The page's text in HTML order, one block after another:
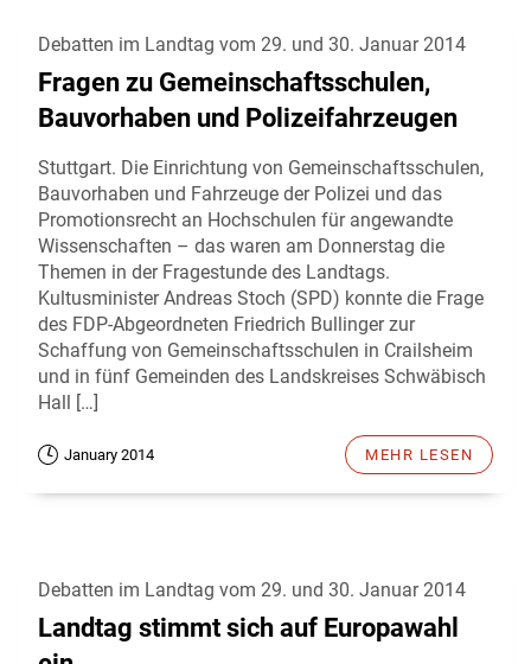
Debatten im Landtag vom 29. und 30. Januar 2014
Fragen zu Gemeinschaftsschulen,
Bauvorhaben und Polizeifahrzeugen
Stuttgart. Die Einrichtung von Gemeinschaftsschulen,
Bauvorhaben und Fahrzeuge der Polizei und das
Promotionsrecht an Hochschulen für angewandte
Wissenschaften – das waren am Donnerstag die
Themen in der Fragestunde des Landtags.
Kultusminister Andreas Stoch (SPD) konnte die Frage
des FDP-Abgeordneten Friedrich Bullinger zur
Schaffung von Gemeinschaftsschulen in Crailsheim
und in fünf Gemeinden des Landskreises Schwäbisch
Hall […]
January 2014 MEHR LESEN
Debatten im Landtag vom 29. und 30. Januar 2014
Landtag stimmt sich auf Europawahl